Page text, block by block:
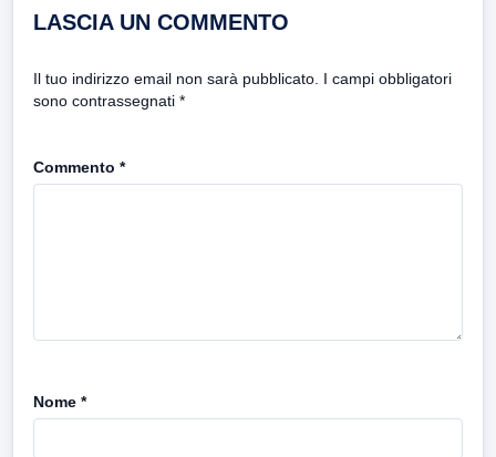
LASCIA UN COMMENTO
Il tuo indirizzo email non sarà pubblicato. I campi obbligatori
sono contrassegnati *
Commento *
Nome *